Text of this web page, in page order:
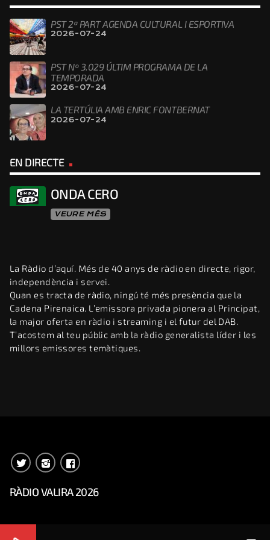
PST 2ª PART AGENDA CULTURAL I ESPORTIVA
2026-07-24
PST Nº 3.029 ÚLTIM PROGRAMA DE LA
TEMPORADA
2026-07-24
LA TERTÚLIA AMB ENRIC FONTBERNAT
2026-07-24
EN DIRECTE
ONDA CERO
VEURE MÉS
La Ràdio d’aquí. Més de 40 anys de ràdio en directe, rigor,
independència i servei.
Quan es tracta de ràdio, ningú té més presència que la
Cadena Pirenaica. L’emissora privada pionera al Principat,
la major oferta en ràdio i streaming i el futur del DAB.
T’acostem al teu públic amb la ràdio generalista líder i les
millors emissores temàtiques.
RÀDIO VALIRA 2026